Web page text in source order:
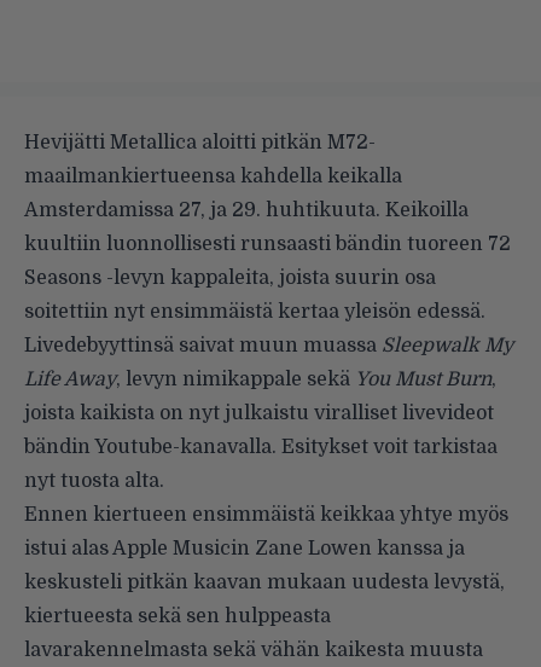
Hevijätti Metallica aloitti pitkän M72-
maailmankiertueensa kahdella keikalla
Amsterdamissa 27, ja 29. huhtikuuta. Keikoilla
kuultiin luonnollisesti runsaasti bändin tuoreen 72
Seasons -levyn kappaleita, joista suurin osa
soitettiin nyt ensimmäistä kertaa yleisön edessä.
Livedebyyttinsä saivat muun muassa Sleepwalk My
Life Away, levyn nimikappale sekä You Must Burn,
joista kaikista on nyt julkaistu viralliset livevideot
bändin Youtube-kanavalla. Esitykset voit tarkistaa
nyt tuosta alta.
Ennen kiertueen ensimmäistä keikkaa yhtye myös
istui alas Apple Musicin Zane Lowen kanssa ja
keskusteli pitkän kaavan mukaan uudesta levystä,
kiertueesta sekä sen hulppeasta
lavarakennelmasta sekä vähän kaikesta muusta